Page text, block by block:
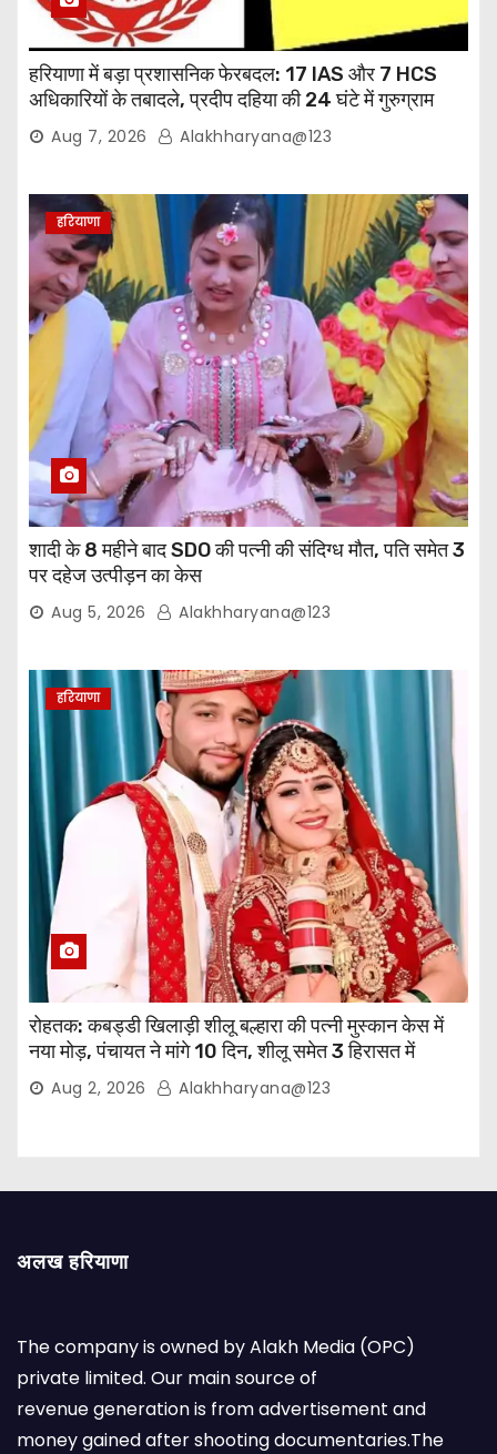
हरियाणा में बड़ा प्रशासनिक फेरबदल: 17 IAS और 7 HCS
अधिकारियों के तबादले, प्रदीप दहिया की 24 घंटे में गुरुग्राम
वापसीAug 7, 2026 Alakhharyana@123
हरियाणा
शादी के 8 महीने बाद SDO की पत्नी की संदिग्ध मौत, पति समेत 3
पर दहेज उत्पीड़न का केस
Aug 5, 2026 Alakhharyana@123
हरियाणा
रोहतक: कबड्डी खिलाड़ी शीलू बल्हारा की पत्नी मुस्कान केस में
नया मोड़, पंचायत ने मांगे 10 दिन, शीलू समेत 3 हिरासत में
Aug 2, 2026 Alakhharyana@123
अलख हरियाणा
The company is owned by Alakh Media (OPC)
private limited. Our main source of
revenue generation is from advertisement and
money gained after shooting documentaries.The